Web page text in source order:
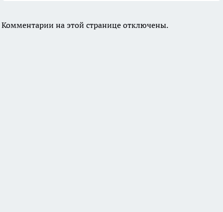
Комментарии на этой странице отключены.